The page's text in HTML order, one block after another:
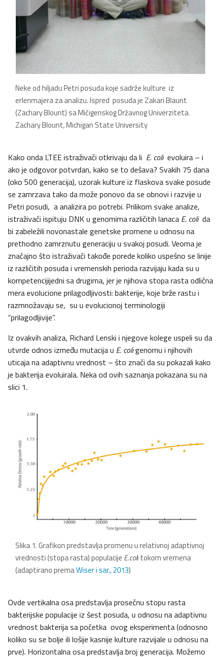
Neke od hiljadu Petri posuda koje sadrže kulture iz
erlenmajera za analizu. Ispred posuda je Zakari Blaunt
(Zachary Blount) sa Mičigenskog Državnog Univerziteta.
Zachary Blount, Michigan State University
Kako onda LTEE istraživači otkrivaju da li E. coli evoluira – i
ako je odgovor potvrdan, kako se to dešava? Svakih 75 dana
(oko 500 generacija), uzorak kulture iz flaskova svake posude
se zamrzava tako da može ponovo da se obnovi i razvije u
Petri posudi, a analizira po potrebi. Prilikom svake analize,
istraživači ispituju DNK u genomima različitih lanaca E. coli da
bi zabeležili novonastale genetske promene u odnosu na
prethodno zamrznutu generaciju u svakoj posudi. Veoma je
značajno što istraživači takođe porede koliko uspešno se linije
iz različitih posuda i vremenskih perioda razvijaju kada su u
kompetencijijedni sa drugima, jer je njihova stopa rasta odlična
mera evolucione prilagodljivosti: bakterije, koje brže rastu i
razmnožavaju se, su u evolucionoj terminologiji
“prilagodljivije”.
Iz ovakvih analiza, Richard Lenski i njegove kolege uspeli su da
utvrde odnos između mutacija u E. coligenomu i njihovih
uticaja na adaptivnu vrednost – što znači da su pokazali kako
je bakterija evoluirala. Neka od ovih saznanja pokazana su na
slici 1.
Slika 1. Grafikon predstavlja promenu u relativnoj adaptivnoj
vrednosti (stopa rasta) populacije E.coli tokom vremena
(adaptirano premaWiser i sar., 2013)
Ovde vertikalna osa predstavlja prosečnu stopu rasta
bakterijske populacije iz šest posuda, u odnosu na adaptivnu
vrednost bakterija sa početka ovog eksperimenta (odnosno
koliko su se bolje ili lošije kasnije kulture razvijale u odnosu na
prve). Horizontalna osa predstavlja broj generacija. Možemo